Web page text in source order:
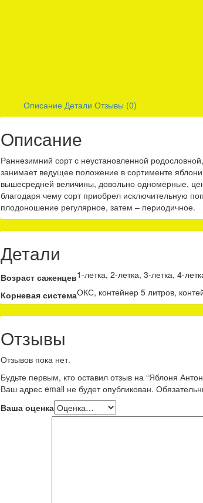
Описание Детали Отзывы (0)
Описание
Раннезимний сорт с неустановленной
занимает ведущее положение в сортименте
вышесредней величины, довольно одномерные,
благодаря чему сорт приобрел исключительную
плодоношение регулярное, затем – периодичное.
Детали
Возраст саженцев1-летка, 2-летка, 3-летка, 4-
Корневая системаОКС, контейнер 5 литров,
Отзывы
Отзывов пока нет.
Будьте первым, кто оставил отзыв на “Яблоня
Ваш адрес email не будет опубликован.
Ваша оценка